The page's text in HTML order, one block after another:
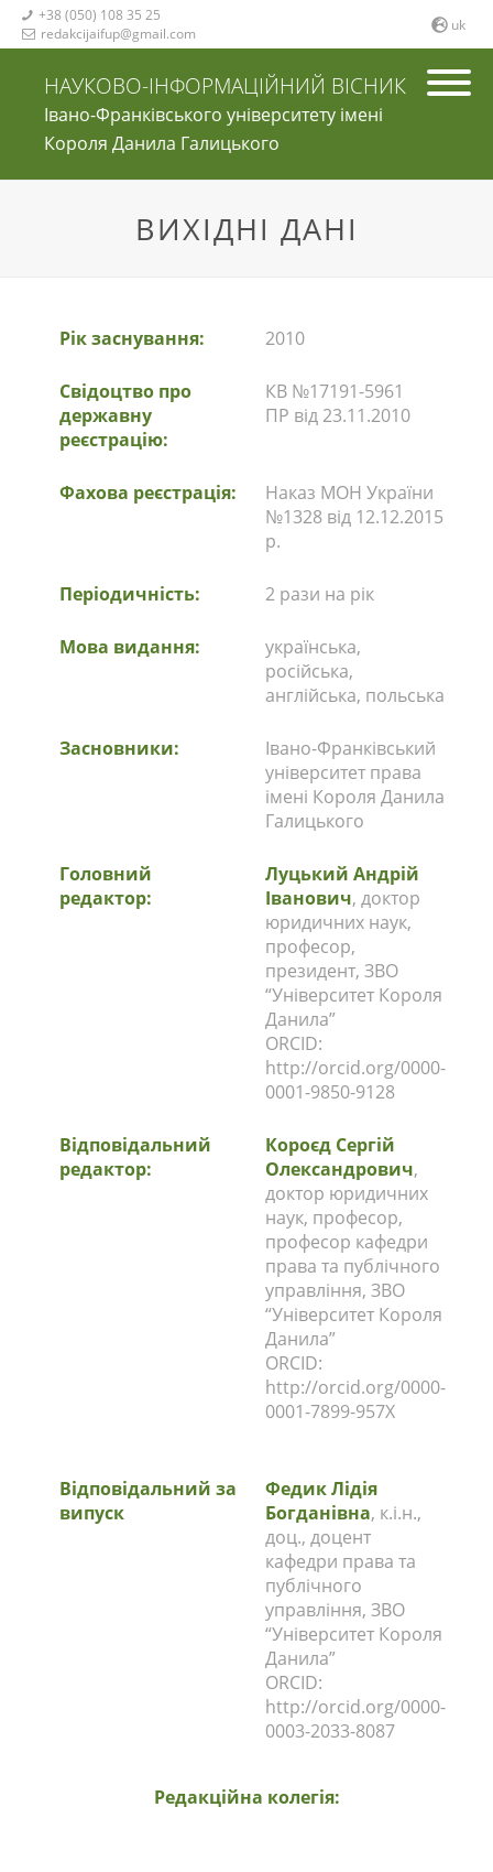
 +38 (050) 108 35 25
 redakcijaifup@gmail.com uk
НАУКОВО-ІНФОРМАЦІЙНИЙ ВІСНИК
Івано-Франківського університету імені
Короля Данила Галицького
ВИХІДНІ ДАНІ
Рік заснування: 2010
Свідоцтво про
державну
реєстрацію:
КВ №17191-5961
ПР від 23.11.2010
Фахова реєстрація:
Наказ МОН України
№1328 від 12.12.2015
р.
Періодичність: 2 рази на рік
Мова видання:
українська,
російська,
англійська, польська
Засновники:
Івано-Франківський
університет права
імені Короля Данила
Галицького
Головний
редактор:
Луцький Андрій
Іванович, доктор
юридичних наук,
професор,
президент, ЗВО
“Університет Короля
Данила”
ORCID:
http://orcid.org/0000-
0001-9850-9128
Відповідальний
редактор:
Короєд Сергій
Олександрович,
доктор юридичних
наук, професор,
професор кафедри
права та публічного
управління, ЗВО
“Університет Короля
Данила”
ORCID:
http://orcid.org/0000-
0001-7899-957X
Відповідальний за
випуск
Федик Лідія
Богданівна, к.і.н.,
доц., доцент
кафедри права та
публічного
управління, ЗВО
“Університет Короля
Данила”
ORCID:
http://orcid.org/0000-
0003-2033-8087
Редакційна колегія: